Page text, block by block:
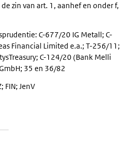
zin van art. 1, aanhef en onder f,
C-677/20 IG Metall; C-
Financial Limited e.a.; T-256/11;
C-124/20 (Bank Melli
35 en 36/82
FIN; JenV